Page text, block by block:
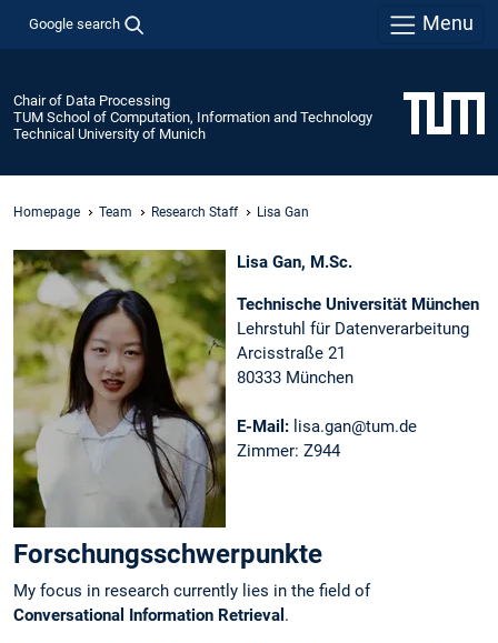
Google search Menu
Chair of Data Processing
TUM School of Computation, Information and Technology
Technical University of Munich
Homepage Team Research Staff Lisa Gan
Lisa Gan, M.Sc.
Technische Universität München
Lehrstuhl für Datenverarbeitung
Arcisstraße 21
80333 München
E-Mail: lisa.gan@tum.de
Zimmer: Z944
Forschungsschwerpunkte
My focus in research currently lies in the field of
Conversational Information Retrieval .